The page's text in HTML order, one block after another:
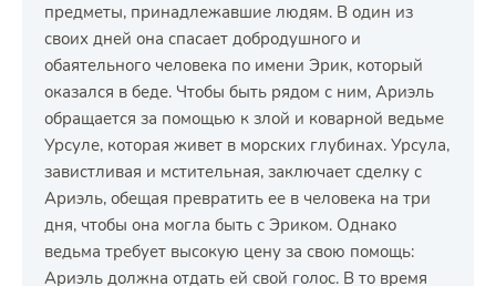
предметы, принадлежавшие людям. В один из
своих дней она спасает добродушного и
обаятельного человека по имени Эрик, который
оказался в беде. Чтобы быть рядом с ним, Ариэль
обращается за помощью к злой и коварной ведьме
Урсуле, которая живет в морских глубинах. Урсула,
завистливая и мстительная, заключает сделку с
Ариэль, обещая превратить ее в человека на три
дня, чтобы она могла быть с Эриком. Однако
ведьма требует высокую цену за свою помощь:
Ариэль должна отдать ей свой голос. В то время